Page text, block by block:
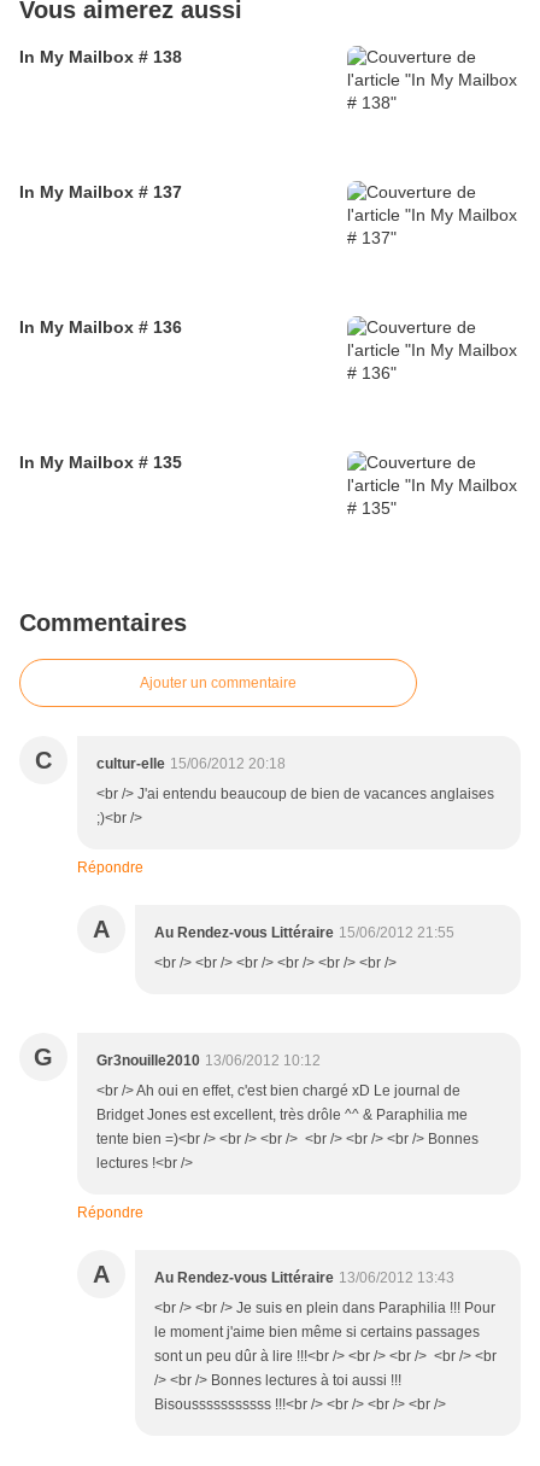
Vous aimerez aussi
In My Mailbox # 138
In My Mailbox # 137
In My Mailbox # 136
In My Mailbox # 135
Commentaires
Ajouter un commentaire
C cultur-elle 15/06/2012 20:18
<br /> J'ai entendu beaucoup de bien de vacances anglaises
;)<br />
Répondre
A Au Rendez-vous Littéraire 15/06/2012 21:55
<br /> <br /> <br /> <br /> <br /> <br />
G Gr3nouille2010 13/06/2012 10:12
<br /> Ah oui en effet, c'est bien chargé xD Le journal de
Bridget Jones est excellent, très drôle ^^ & Paraphilia me
tente bien =)<br /> <br /> <br /> <br /> <br /> <br /> Bonnes
lectures !<br />
Répondre
A Au Rendez-vous Littéraire 13/06/2012 13:43
<br /> <br /> Je suis en plein dans Paraphilia !!! Pour
le moment j'aime bien même si certains passages
sont un peu dûr à lire !!!<br /> <br /> <br /> <br /> <br
/> <br /> Bonnes lectures à toi aussi !!!
Bisousssssssssss !!!<br /> <br /> <br /> <br />